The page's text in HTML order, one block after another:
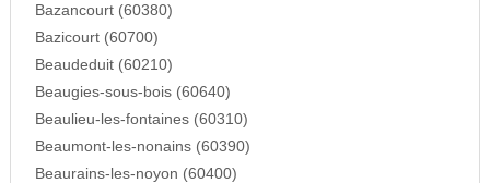
Bazancourt (60380)
Bazicourt (60700)
Beaudeduit (60210)
Beaugies-sous-bois (60640)
Beaulieu-les-fontaines (60310)
Beaumont-les-nonains (60390)
Beaurains-les-noyon (60400)